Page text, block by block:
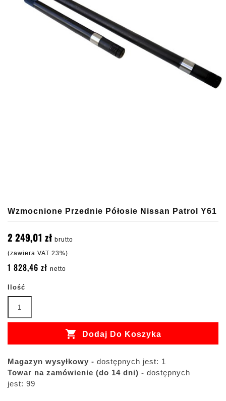
Wzmocnione Przednie Półosie Nissan Patrol Y61
2 249,01 zł brutto
(zawiera VAT 23%)
1 828,46 zł netto
Ilość
 Dodaj Do Koszyka
Magazyn wysyłkowy - dostępnych jest: 1
Towar na zamówienie (do 14 dni) - dostępnych
jest: 99